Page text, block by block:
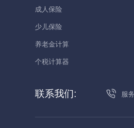
成人保险
少儿保险
养老金计算
个税计算器
联系我们: 服